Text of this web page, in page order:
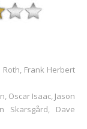
Roth, Frank Herbert
Oscar Isaac, Jason
Skarsgård, Dave